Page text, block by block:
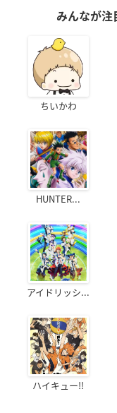
みんなが注
ちいかわ
HUNTER...
アイドリッシ...
ハイキュー!!